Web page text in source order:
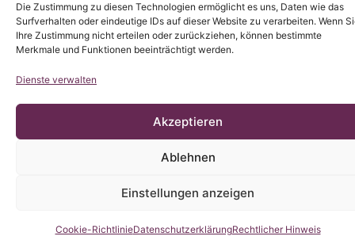
Die Zustimmung zu diesen Technologien ermöglicht es uns, Daten wie das
Surfverhalten oder eindeutige IDs auf dieser Website zu verarbeiten. Wenn
Ihre Zustimmung nicht erteilen oder zurückziehen, können bestimmte
Merkmale und Funktionen beeinträchtigt werden.
Dienste verwalten
Akzeptieren
Ablehnen
Einstellungen anzeigen
Cookie-RichtlinieDatenschutzerklärungRechtlicher Hinweis
© Copyright Institut Chiari 2025
Das Institut Chiari & Siringomielia & Escoliosis de Barcelona
(ICSEB) erfüllt die EU Verordnung 2016/679 (DSGVO).
Der Inhalt dieser Webseite ist eine nicht-offizielle Übersetzung
der Originalinhaltes der spanischen Webseite; das Institut
Chiari & Siringomielia & Escoliosis de Barcelona stellt die
besseres Verständnis zu ermöglichen.
Kontaktieren Sie uns